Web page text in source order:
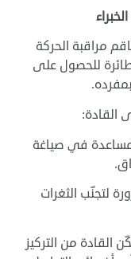
مراقبة الحركة
للحصول على
القادة:
في صياغة
لتجنّب الثغرات
القادة من التركيز